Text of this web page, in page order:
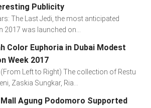
Publicity
The Last Jedi, the most anticipated
2017 was launched on...
Color Euphoria in Dubai Modest
Week 2017
Left to Right) The collection of Restu
Zaskia Sungkar, Ria...
Agung Podomoro Supported